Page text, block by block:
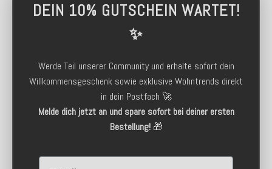
DEIN 10% GUTSCHEIN WARTET!
✨
Werde Teil unserer Community und erhalte sofort dein
Willkommensgeschenk sowie exklusive Wohntrends direkt
in dein Postfach 🚀
Melde dich jetzt an und spare sofort bei deiner ersten
Bestellung!🎁
Email